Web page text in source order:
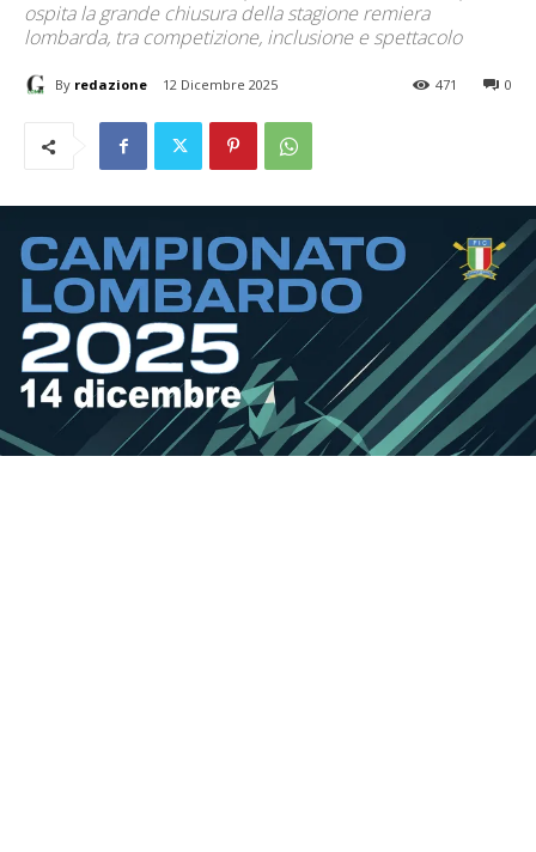
ospita la grande chiusura della stagione remiera
lombarda, tra competizione, inclusione e spettacolo
By redazione 12 Dicembre 2025 0
471